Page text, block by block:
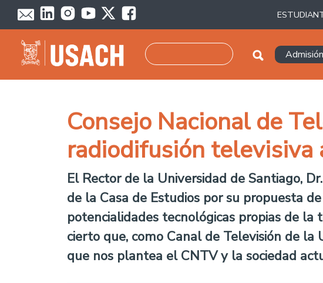
Pasar al contenido principal
Admisión
Consejo Nacional de
radiodifusión televisiva
El Rector de la Universidad de Santiago,
de la Casa de Estudios por su propuesta
potencialidades tecnológicas propias de la
cierto que, como Canal de Televisión de
que nos plantea el CNTV y la sociedad